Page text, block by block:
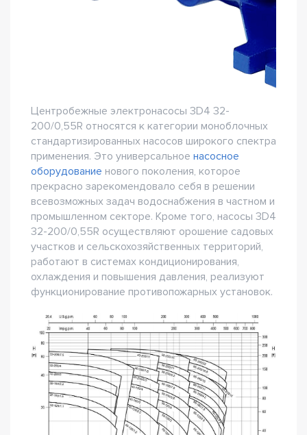
Центробежные электронасосы 3D4 32-
200/0,55R относятся к категории моноблочных
стандартизированных насосов широкого спектра
применения. Это универсальное насосное
оборудование нового поколения, которое
прекрасно зарекомендовало себя в решении
всевозможных задач водоснабжения в частном и
промышленном секторе. Кроме того, насосы 3D4
32-200/0,55R осуществляют орошение садовых
участков и сельскохозяйственных территорий,
работают в системах кондиционирования,
охлаждения и повышения давления, реализуют
функционирование противопожарных установок.